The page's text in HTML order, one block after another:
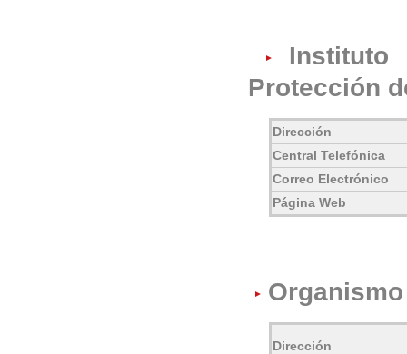
Instituto
Protección
Dirección
Central Telefónica
Correo Electrónico
Página Web
Dirección